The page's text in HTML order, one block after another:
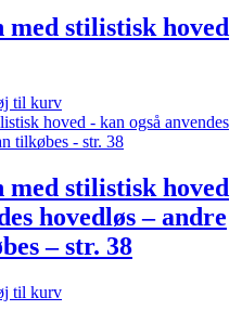
med stilistisk hoved
til kurv
med stilistisk hoved
hovedløs – andre
– str. 38
til kurv